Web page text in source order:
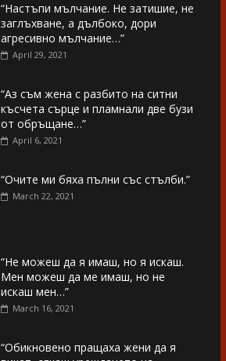
“Настъпи мълчание. Не затишие, не
заглъхване, а дълбоко, дори
агресивно мълчание…”
April 29, 2021
“Аз съм жена с разбито на ситни
късчета сърце и пламнали две бузи
от обръщане…”
April 6, 2021
“Очите ми бяха пълни със стълби.”
March 22, 2021
“Не можеш да я имаш, но я искаш.
Мен можеш да ме имаш, но не
искаш мен…”
March 16, 2021
“Обикновено пращаха жени да я